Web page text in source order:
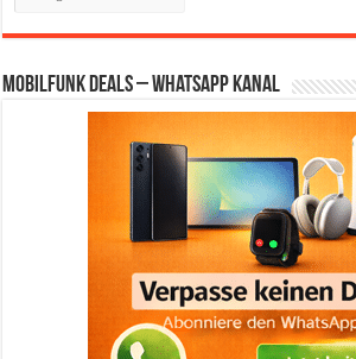
Mobilfunk Deals – WhatsApp Kanal